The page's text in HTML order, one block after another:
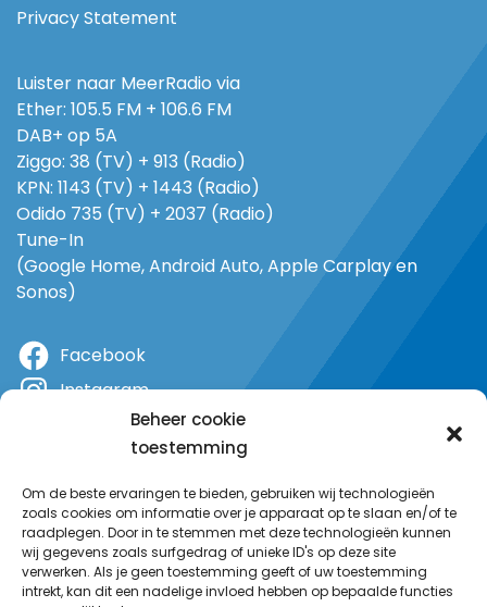
Beheer cookie
toestemming
Om de beste ervaringen te bieden, gebruiken wij technologieën
zoals cookies om informatie over je apparaat op te slaan en/of te
raadplegen. Door in te stemmen met deze technologieën kunnen
wij gegevens zoals surfgedrag of unieke ID's op deze site
verwerken. Als je geen toestemming geeft of uw toestemming
intrekt, kan dit een nadelige invloed hebben op bepaalde functies
Privacy Statement
Luister naar MeerRadio via
Ether: 105.5 FM + 106.6 FM
DAB+ op 5A
Ziggo: 38 (TV) + 913 (Radio)
KPN: 1143 (TV) + 1443 (Radio)
Odido 735 (TV) + 2037 (Radio)
Tune-In
(Google Home, Android Auto, Apple Carplay en
Sonos)
Facebook
Instagram
YouTube